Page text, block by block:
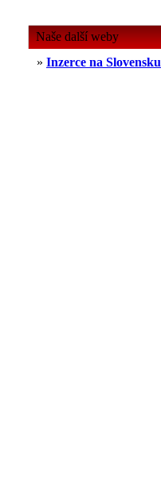
Naše další weby
» Inzerce na Slovensku